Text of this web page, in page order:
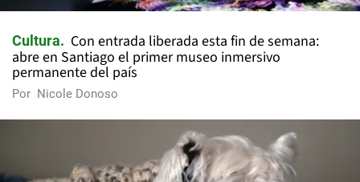
Cultura
Con entrada liberada esta fin de semana:
abre en Santiago el primer museo inmersivo
permanente del país
Por Nicole Donoso